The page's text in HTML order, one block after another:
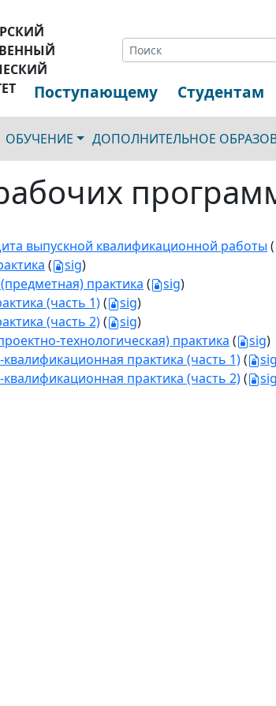
Поступающему Студентам
ОБУЧЕНИЕ ДОПОЛНИТЕЛЬНОЕ
выпускной квалификационной работы (
( sig)
практика ( sig)
(часть 1)( sig)
(часть 2)( sig)
технологическая) практика ( sig)
практика (часть 1)( sig
практика (часть 2)( sig